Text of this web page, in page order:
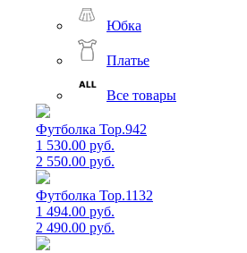
Юбка
Платье
Все товары
Футболка Top.942
1 530.00 руб.
2 550.00 руб.
Футболка Top.1132
1 494.00 руб.
2 490.00 руб.